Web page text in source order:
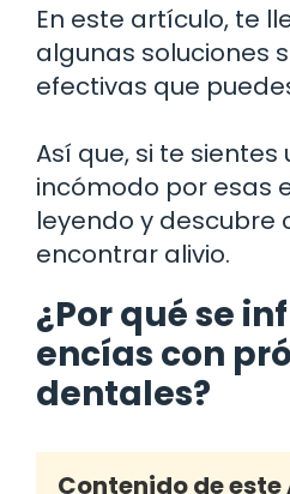
En este artículo, te
algunas soluciones
efectivas que
Así que, si te sientes
incómodo por esas
leyendo y descubre
encontrar alivio.
¿Por qué se
encías con
dentales?
Contenido de